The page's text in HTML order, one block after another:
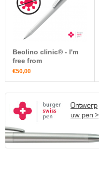
Beolino clinic® - I'm
free from
€50,00
Ontwerp
uw pen >